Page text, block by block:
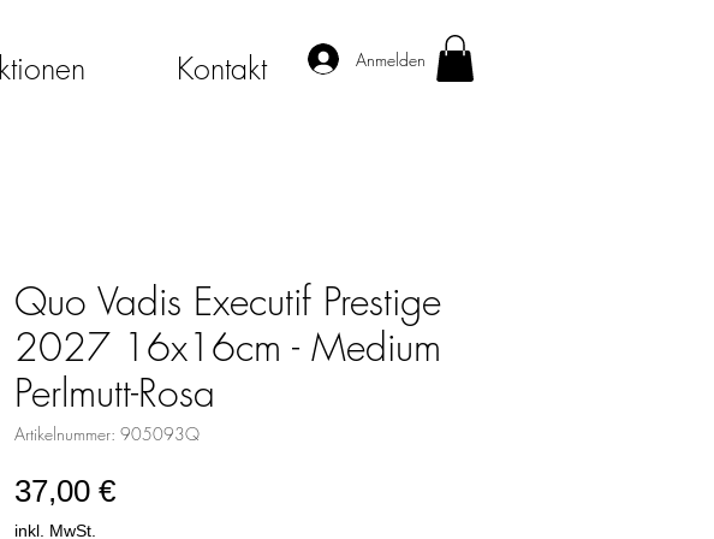
Kontakt Anmelden
Quo Vadis Executif Prestige
2027 16x16cm - Medium
Perlmutt-Rosa
Artikelnummer: 905093Q
37,00 €Preis
inkl. MwSt.